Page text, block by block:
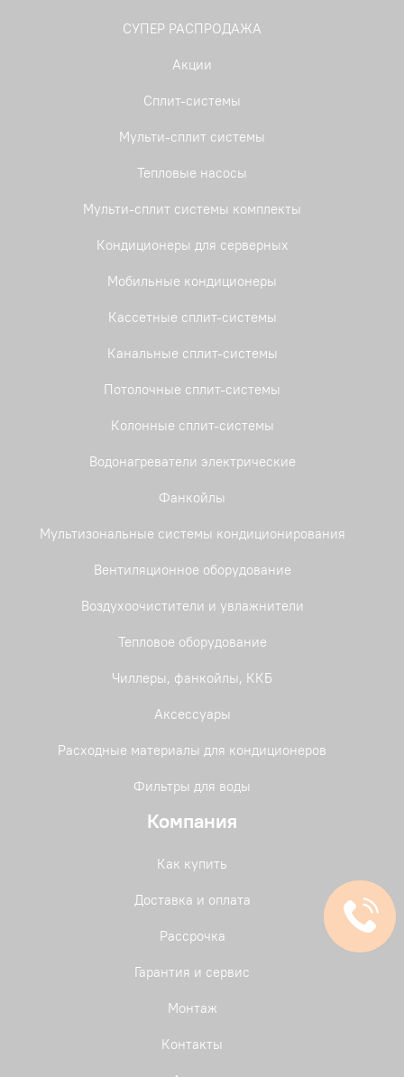
СУПЕР РАСПРОДАЖА
Акции
Сплит-системы
Мульти-сплит системы
Тепловые насосы
Мульти-сплит системы комплекты
Кондиционеры для серверных
Мобильные кондиционеры
Кассетные сплит-системы
Канальные сплит-системы
Потолочные сплит-системы
Колонные сплит-системы
Водонагреватели электрические
Фанкойлы
Мультизональные системы кондиционирования
Вентиляционное оборудование
Воздухоочистители и увлажнители
Тепловое оборудование
Чиллеры, фанкойлы, ККБ
Аксессуары
Расходные материалы для кондиционеров
Фильтры для воды
Компания
Как купить
Доставка и оплата
Рассрочка
Гарантия и сервис
Монтаж
Контакты